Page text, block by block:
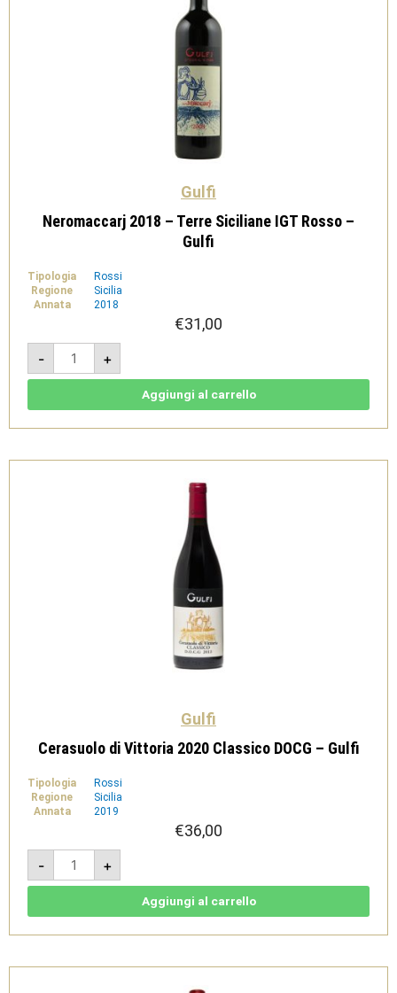
Gulfi
Neromaccarj 2018 – Terre Siciliane IGT Rosso –
Gulfi
Tipologia
Rossi
Regione
Sicilia
Annata
2018
€31,00
-
Neromaccarj
2018
-
Terre
-
+
Aggiungi al carrello
Gulfi
Cerasuolo di Vittoria 2020 Classico DOCG – Gulfi
Tipologia
Rossi
Regione
Sicilia
Annata
2019
€36,00
-
Cerasuolo
Vittoria
2020
Gulfi
+
Aggiungi al carrello